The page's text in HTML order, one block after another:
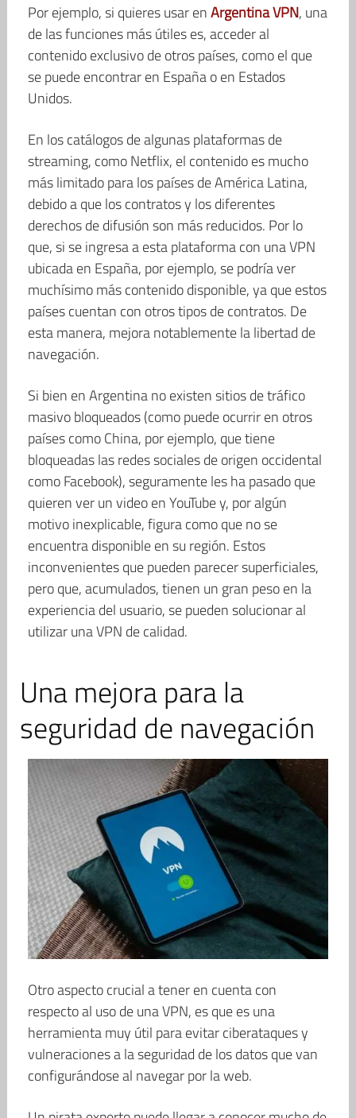
Por ejemplo, si quieres usar enArgentina VPN, una
de las funciones más útiles es, acceder al
contenido exclusivo de otros países, como el que
se puede encontrar en España o en Estados
Unidos.
En los catálogos de algunas plataformas de
streaming, como Netflix, el contenido es mucho
más limitado para los países de América Latina,
debido a que los contratos y los diferentes
derechos de difusión son más reducidos. Por lo
que, si se ingresa a esta plataforma con una VPN
ubicada en España, por ejemplo, se podría ver
muchísimo más contenido disponible, ya que estos
países cuentan con otros tipos de contratos. De
esta manera, mejora notablemente la libertad de
navegación.
Si bien en Argentina no existen sitios de tráfico
masivo bloqueados (como puede ocurrir en otros
países como China, por ejemplo, que tiene
bloqueadas las redes sociales de origen occidental
como Facebook), seguramente les ha pasado que
quieren ver un video en YouTube y, por algún
motivo inexplicable, figura como que no se
encuentra disponible en su región. Estos
inconvenientes que pueden parecer superficiales,
pero que, acumulados, tienen un gran peso en la
experiencia del usuario, se pueden solucionar al
utilizar una VPN de calidad.
Una mejora para la
seguridad de navegación
Otro aspecto crucial a tener en cuenta con
respecto al uso de una VPN, es que es una
herramienta muy útil para evitar ciberataques y
vulneraciones a la seguridad de los datos que van
configurándose al navegar por la web.